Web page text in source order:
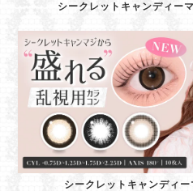
シークレットキャンディー
シークレットキャンディ